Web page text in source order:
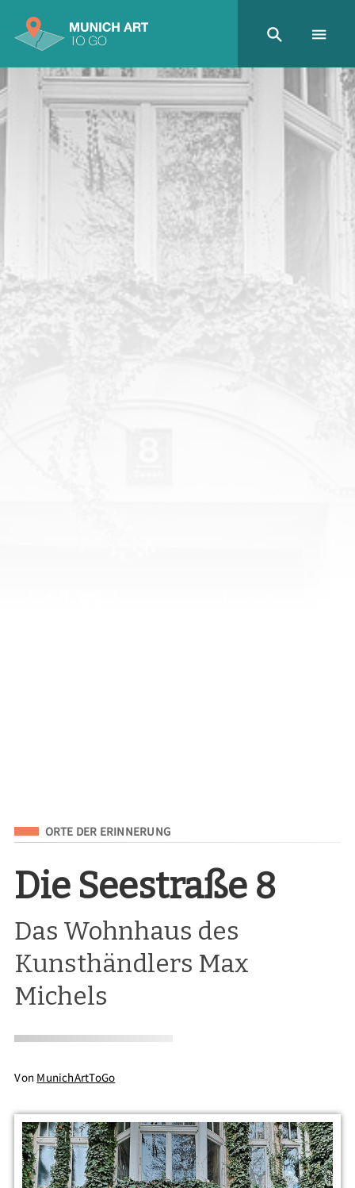
Eingeordnet unter
ORTE DER ERINNERUNG
Die Seestraße 8
Das Wohnhaus des
Kunsthändlers Max
Michels
Von MunichArtToGo